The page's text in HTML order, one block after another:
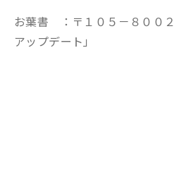
お葉書 ：〒１０５－８００
アップデート」